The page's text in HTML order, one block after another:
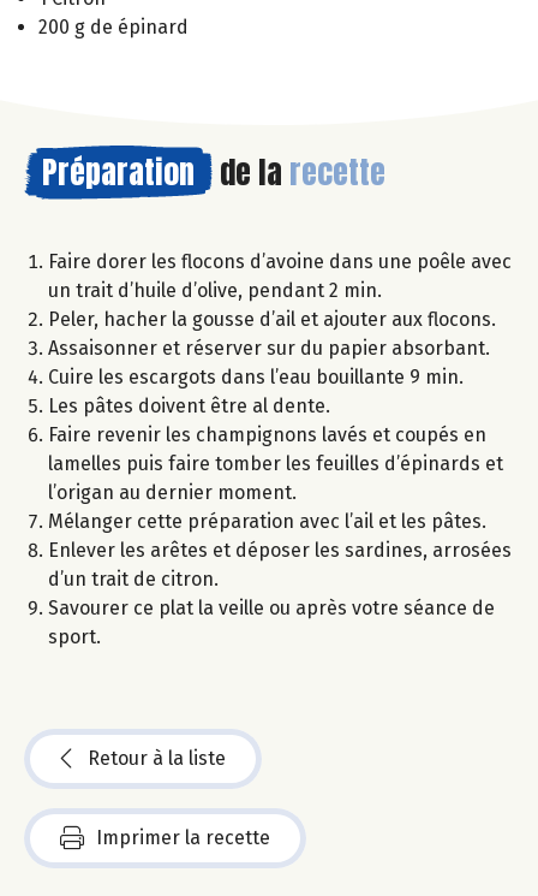
200 g de épinard
Préparation de la recette
Faire dorer les flocons d’avoine dans une poêle avec
un trait d’huile d’olive, pendant 2 min.
Peler, hacher la gousse d’ail et ajouter aux flocons.
Assaisonner et réserver sur du papier absorbant.
Cuire les escargots dans l’eau bouillante 9 min.
Les pâtes doivent être al dente.
Faire revenir les champignons lavés et coupés en
lamelles puis faire tomber les feuilles d’épinards et
l’origan au dernier moment.
Mélanger cette préparation avec l’ail et les pâtes.
Enlever les arêtes et déposer les sardines, arrosées
d’un trait de citron.
Savourer ce plat la veille ou après votre séance de
sport.
Retour à la liste
Imprimer la recette